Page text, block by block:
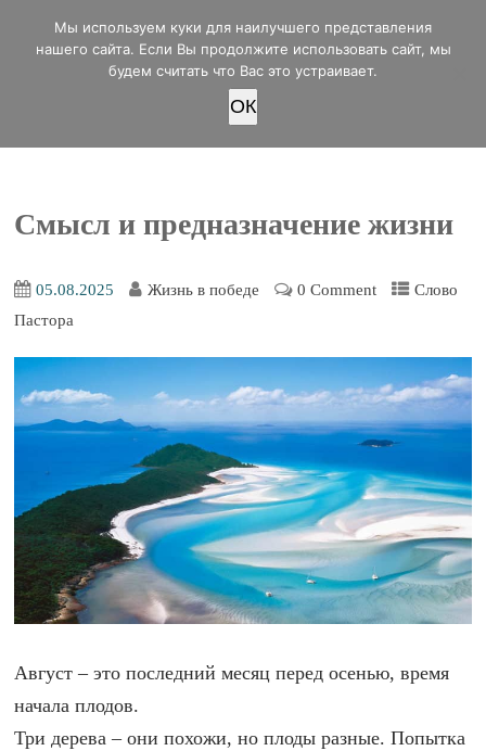
office@lifeinvictory.ru
+7 950 189 4420
Россия, г.Оренбург, ул.Мира 32/2
Смысл и предназначение жизни
05.08.2025 Жизнь в победе 0 Comment
Слово
Пастора
Август – это последний месяц перед осенью, время
начала плодов.
Три дерева – они похожи, но плоды разные. Попытка
Мы используем куки для наилучшего представления
нашего сайта. Если Вы продолжите использовать сайт, мы
будем считать что Вас это устраивает.
OК